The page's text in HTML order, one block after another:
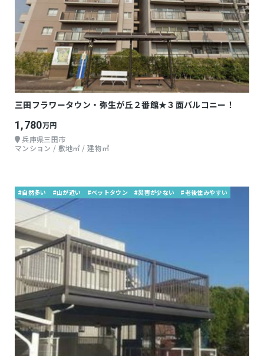
三田フラワータウン・弥生が丘２番館★３面バルコニー！
1,780万円
兵庫県三田市
マンション / 敷地㎡ / 建物㎡
#自然多い #山が近い #ベットタウン #災害が少ない #老後住みやすい